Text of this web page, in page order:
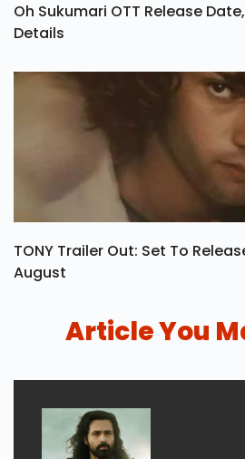
Oh Sukumari OTT Release
Details
TONY Trailer Out: Set To
August
Article You